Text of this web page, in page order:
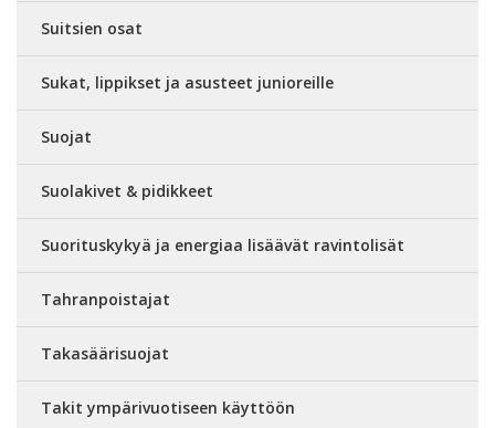
Suitsien osat
Sukat, lippikset ja asusteet junioreille
Suojat
Suolakivet & pidikkeet
Suorituskykyä ja energiaa lisäävät ravintolisät
Tahranpoistajat
Takasäärisuojat
Takit ympärivuotiseen käyttöön